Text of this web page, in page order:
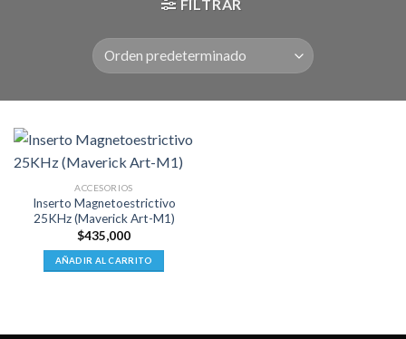
FILTRAR
ACCESORIOS
Inserto Magnetoestrictivo
25KHz (Maverick Art-M1)
$435,000
AÑADIR AL CARRITO